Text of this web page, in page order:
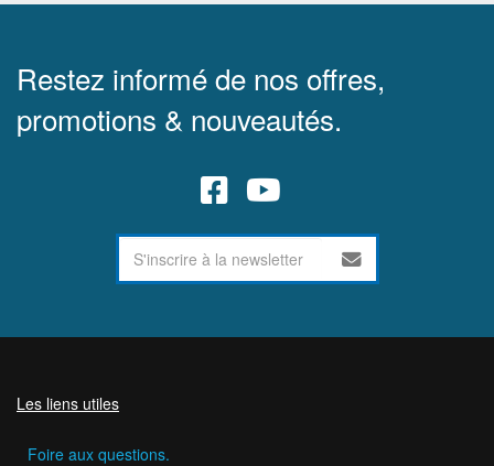
Restez informé de nos offres,
promotions & nouveautés.
Les liens utiles
Foire aux questions.